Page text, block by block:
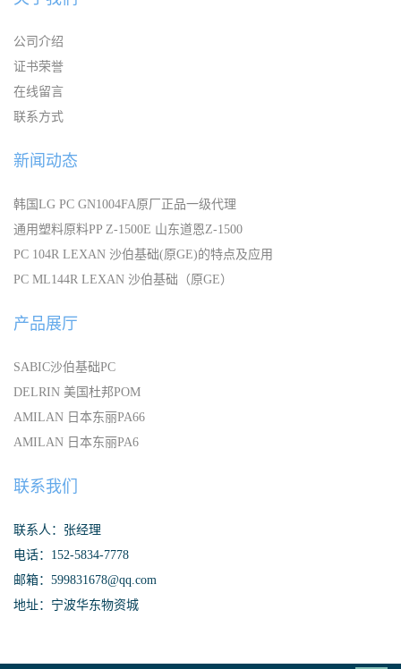
公司介绍
证书荣誉
在线留言
联系方式
新闻动态
韩国LG PC GN1004FA原厂正品一级代理
通用塑料原料PP Z-1500E 山东道恩Z-1500
PC 104R LEXAN 沙伯基础(原GE)的特点及应用
PC ML144R LEXAN 沙伯基础（原GE）
产品展厅
SABIC沙伯基础PC
DELRIN 美国杜邦POM
AMILAN 日本东丽PA66
AMILAN 日本东丽PA6
联系我们
联系人：张经理
电话：152-5834-7778
邮箱：599831678@qq.com
地址：宁波华东物资城